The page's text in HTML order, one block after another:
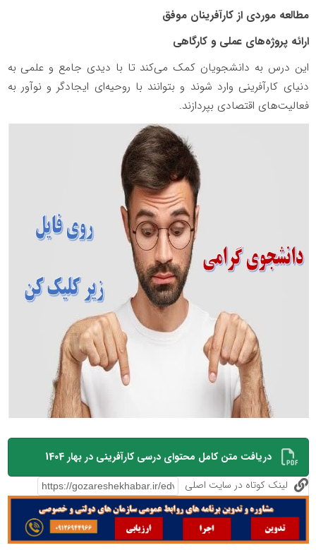
مطالعه موردی از کارآفرینان موفق
ارائه پروژه‌های عملی و کارگاهی
این درس به دانشجویان کمک می‌کند تا با دیدی جامع و علمی به
دنیای کارآفرینی وارد شوند و بتوانند با روحیه‌ای ایجادگر و نوآور به
فعالیت‌های اقتصادی بپردازند.
دریافت متن کامل محتوای درسی کارآفرینی در بهار 1404
لینک کوتاه در سایت اصلی